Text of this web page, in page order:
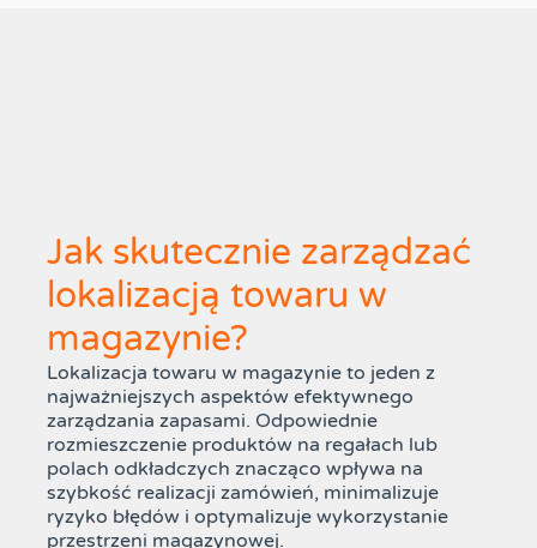
Jak skutecznie zarządzać
lokalizacją towaru w
magazynie?
Lokalizacja towaru w magazynie to jeden z
najważniejszych aspektów efektywnego
zarządzania zapasami. Odpowiednie
rozmieszczenie produktów na regałach lub
polach odkładczych znacząco wpływa na
szybkość realizacji zamówień, minimalizuje
ryzyko błędów i optymalizuje wykorzystanie
przestrzeni magazynowej.